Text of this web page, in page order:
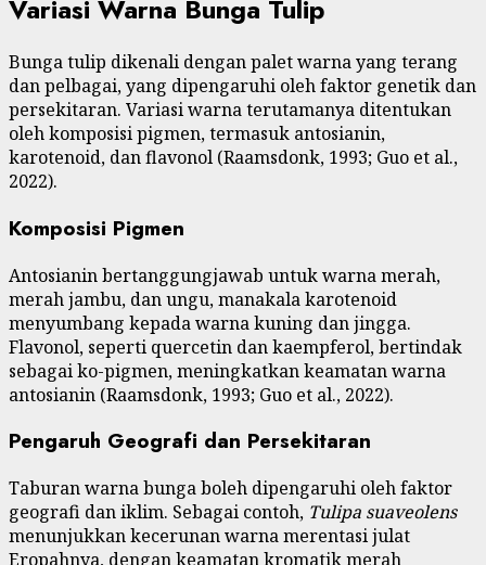
Variasi Warna Bunga Tulip
Bunga tulip dikenali dengan palet warna yang terang
dan pelbagai, yang dipengaruhi oleh faktor genetik dan
persekitaran. Variasi warna terutamanya ditentukan
oleh komposisi pigmen, termasuk antosianin,
karotenoid, dan flavonol (Raamsdonk, 1993; Guo et al.,
2022).
Komposisi Pigmen
Antosianin bertanggungjawab untuk warna merah,
merah jambu, dan ungu, manakala karotenoid
menyumbang kepada warna kuning dan jingga.
Flavonol, seperti quercetin dan kaempferol, bertindak
sebagai ko-pigmen, meningkatkan keamatan warna
antosianin (Raamsdonk, 1993; Guo et al., 2022).
Pengaruh Geografi dan Persekitaran
Taburan warna bunga boleh dipengaruhi oleh faktor
geografi dan iklim. Sebagai contoh, Tulipa suaveolens
menunjukkan kecerunan warna merentasi julat
Eropahnya, dengan keamatan kromatik merah